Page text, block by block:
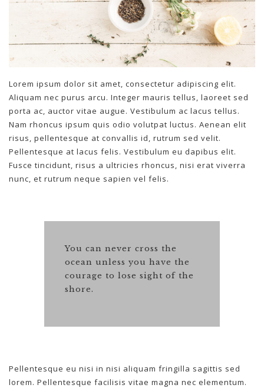
Lorem ipsum dolor sit amet, consectetur adipiscing elit.
Aliquam nec purus arcu. Integer mauris tellus, laoreet sed
porta ac, auctor vitae augue. Vestibulum ac lacus tellus.
Nam rhoncus ipsum quis odio volutpat luctus. Aenean elit
risus, pellentesque at convallis id, rutrum sed velit.
Pellentesque at lacus felis. Vestibulum eu dapibus elit.
Fusce tincidunt, risus a ultricies rhoncus, nisi erat viverra
nunc, et rutrum neque sapien vel felis.
You can never cross the
ocean unless you have the
courage to lose sight of the
shore.
Pellentesque eu nisi in nisi aliquam fringilla sagittis sed
lorem. Pellentesque facilisis vitae magna nec elementum.